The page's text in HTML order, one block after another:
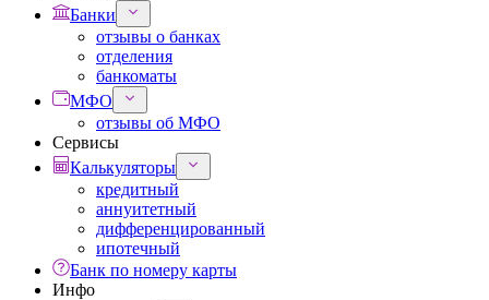
Банки
отзывы о банках
отделения
банкоматы
МФО
отзывы об МФО
Сервисы
Калькуляторы
кредитный
аннуитетный
дифференцированный
ипотечный
Банк по номеру карты
Инфо